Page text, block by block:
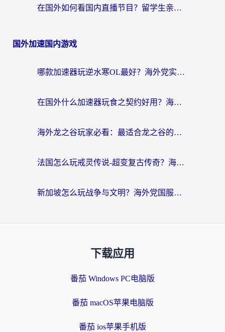
在国外如何看国内直播节目？留学生亲测有效的追剧加速指南
国外加速国内游戏
哪款加速器玩逆水寒OL最好？海外党实测后的终极选择指南
在国外什么加速器玩食之契约好用？海外党亲测有效的国服游戏加速指南
海外龙之谷玩家必看：最适合龙之谷的加速器，解决延迟卡顿还能畅玩幻书启示录和梦幻西游？
法国怎么玩戒灵传说-超变复古传奇？海外玩家国服游戏加速终极指南
新加坡怎么玩战争与文明？海外党国服游戏加速器终极避坑指南
下载应用
番茄 Windows PC电脑版
番茄 macOS苹果电脑版
番茄 ios苹果手机版